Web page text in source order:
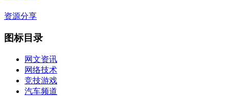
资源分享
图标目录
网文资讯
网络技术
竞技游戏
汽车频道